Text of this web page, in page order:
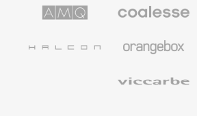
Solutions
Büromöbel